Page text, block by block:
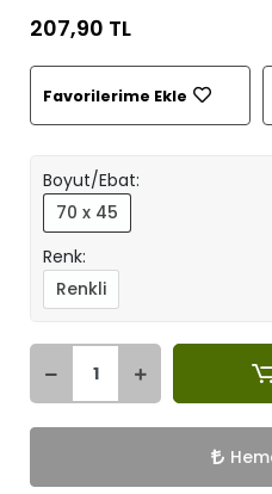
207,90 TL
Favorilerime Ekle
Boyut/Ebat:
70 x 45
Renk:
Renkli